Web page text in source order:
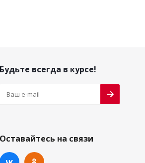
Будьте всегда в курсе!
Оставайтесь на связи